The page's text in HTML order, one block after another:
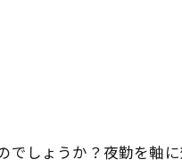
しょうか？夜勤を軸